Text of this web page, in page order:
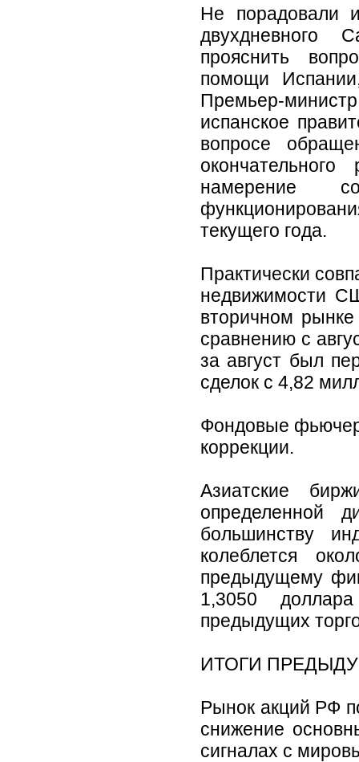
Не порадовали
двухдневного
прояснить
помощи
Премьер-
испанское
вопросе
намерение
текущего года.
Практически
недвижимости
вторичном
сравнению с
за август был
сделок с 4,82
Фондовые
коррекции.
Азиатские
определенной
большинству
колеблется
предыдущему
1,3050
предыдущих
ИТОГИ
Рынок акций РФ
снижение
сигналах с